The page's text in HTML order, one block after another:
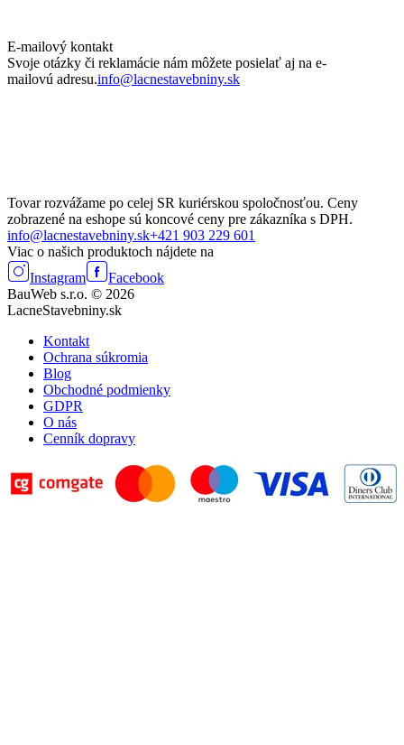
E-mailový kontakt
Svoje otázky či reklamácie nám môžete posielať aj na e-
mailovú adresu.info@lacnestavebniny.sk
Tovar rozvážame po celej SR kuriérskou spoločnosťou. Ceny
zobrazené na eshope sú koncové ceny pre zákazníka s DPH.
info@lacnestavebniny.sk+421 903 229 601
Viac o našich produktoch nájdete na
Instagram
Facebook
BauWeb s.r.o. © 2026
LacneStavebniny.sk
Kontakt
Ochrana súkromia
Blog
Obchodné podmienky
GDPR
O nás
Cenník dopravy